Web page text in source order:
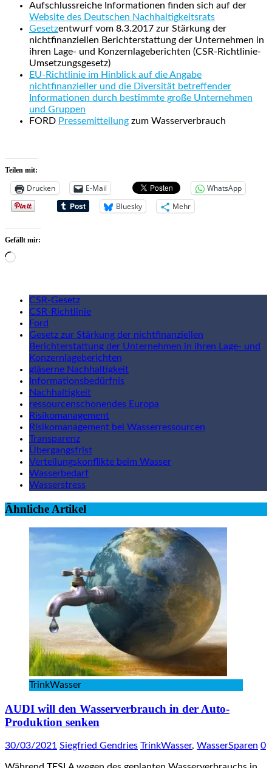
Aufschlussreiche Informationen finden sich auf der
Website des Deutschen Nachhaltigkeitsrats
Gesetzentwurf vom 8.3.2017 zur Stärkung der
nichtfinanziellen Berichterstattung der Unternehmen in
ihren Lage- und Konzernlageberichten (CSR-Richtlinie-
Umsetzungsgesetz)
EU-Richtlinie im Hinblick auf die Angabe
nichtfinanzieller und die Diversität betreffender
Informationen durch bestimmte große Unternehmen
und Gruppen
FORD Pressemitteilung zum Wasserverbrauch
Teilen mit:
Drucken E-Mail
WhatsApp
Bluesky
Mehr
Gefällt mir:
Wird
CSR-Gesetz
CSR-Richtlinie
Ford
Gesetz zur Stärkung der nichtfinanziellen
Berichterstattung der Unternehmen in ihren Lage- und
Konzernlageberichten
gläserne Nachhaltigkeit
Informationsbedürfnis
Nachhaltigkeit
ressourcenschonendes Europa
Risikomanagement
Risikomanagement bei Wasserressourcen
Transparenz
Übergangsfrist
Verteilungskonflikte beim Wasser
Wasserbedarf
Wasserstress
Ähnliche Artikel
TrinkWasser
AUDI will den Wasserverbrauch in der Auto-
Produktion senken
30/03/2021 Siegfried Gendries TrinkWasser, WasserSparen 0